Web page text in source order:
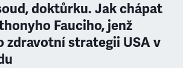
doktůrku. Jak chápat
Fauciho, jenž
zdravotní strategii USA v